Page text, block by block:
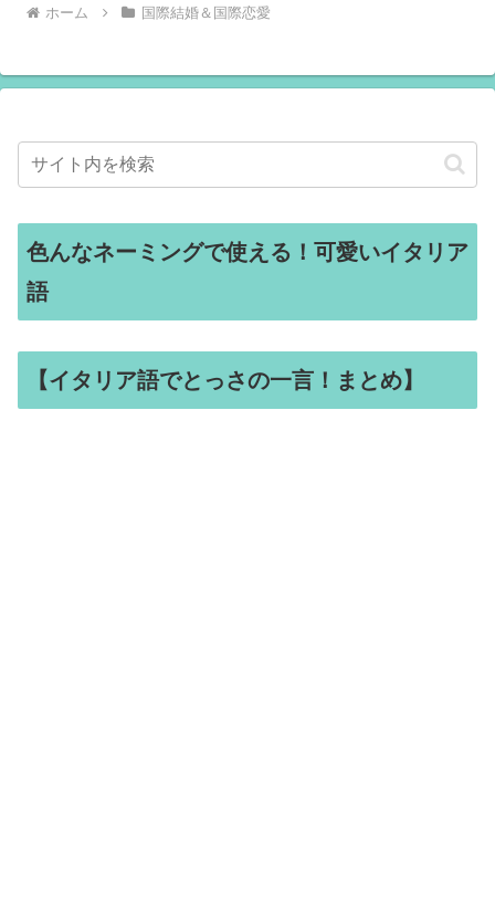
ホーム 国際結婚＆国際恋愛
色んなネーミングで使える！可愛いイタリア
語
【イタリア語でとっさの一言！まとめ】